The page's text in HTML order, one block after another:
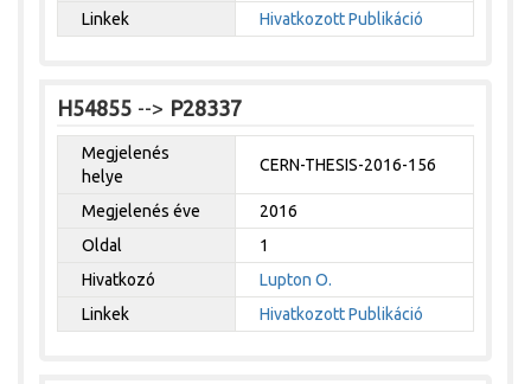
Linkek
Hivatkozott Publikáció
H54855 --> P28337
Megjelenés
helye
CERN-THESIS-2016-156
Megjelenés éve
2016
Oldal
1
Hivatkozó
Lupton O.
Linkek
Hivatkozott Publikáció